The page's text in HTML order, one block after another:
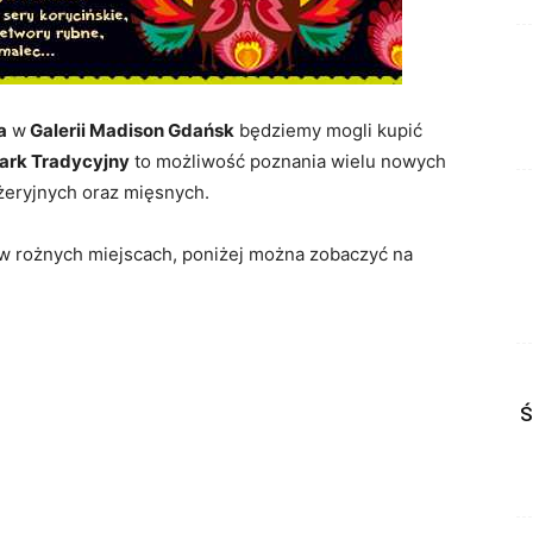
wGalerii Madison Gdańsk będziemy mogli kupić
Tradycyjny to możliwość poznania wielu nowych
oraz mięsnych.
rożnych miejscach, poniżej można zobaczyć na